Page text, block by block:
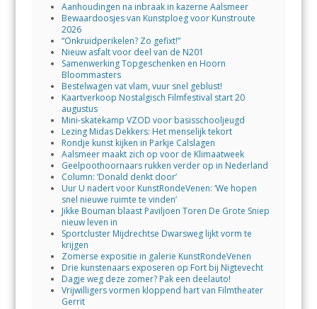
Aanhoudingen na inbraak in kazerne Aalsmeer
Bewaardoosjes van Kunstploeg voor Kunstroute
2026
“Onkruidperikelen? Zo gefixt!”
Nieuw asfalt voor deel van de N201
Samenwerking Topgeschenken en Hoorn
Bloommasters
Bestelwagen vat vlam, vuur snel geblust!
Kaartverkoop Nostalgisch Filmfestival start 20
augustus
Mini-skatekamp VZOD voor basisschooljeugd
Lezing Midas Dekkers: Het menselijk tekort
Rondje kunst kijken in Parkje Calslagen
Aalsmeer maakt zich op voor de Klimaatweek
Geelpoothoornaars rukken verder op in Nederland
Column: ‘Donald denkt door’
Uur U nadert voor KunstRondeVenen: ‘We hopen
snel nieuwe ruimte te vinden’
Jikke Bouman blaast Paviljoen Toren De Grote Sniep
nieuw leven in
Sportcluster Mijdrechtse Dwarsweg lijkt vorm te
krijgen
Zomerse expositie in galerie KunstRondeVenen
Drie kunstenaars exposeren op Fort bij Nigtevecht
Dagje weg deze zomer? Pak een deelauto!
Vrijwilligers vormen kloppend hart van Filmtheater
Gerrit